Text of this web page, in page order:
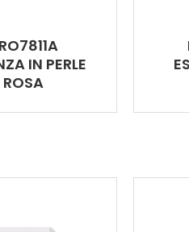
IN PERLE
ROSA